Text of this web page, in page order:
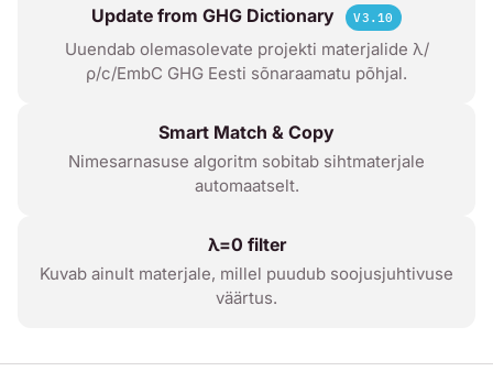
Update from GHG Dictionary V3.10
Uuendab olemasolevate projekti materjalide λ/
ρ/c/EmbC GHG Eesti sõnaraamatu põhjal.
Smart Match & Copy
Nimesarnasuse algoritm sobitab sihtmaterjale
automaatselt.
λ=0 filter
Kuvab ainult materjale, millel puudub soojusjuhtivuse
väärtus.